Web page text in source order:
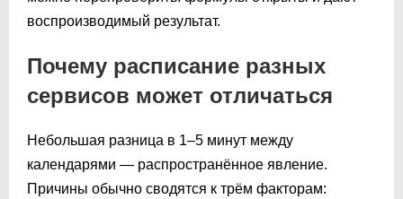
воспроизводимый результат.
Почему расписание разных
сервисов может отличаться
Небольшая разница в 1–5 минут между
календарями — распространённое явление.
Причины обычно сводятся к трём факторам: